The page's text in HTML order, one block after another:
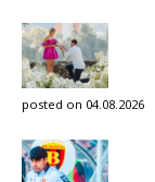
posted on 04.08.2026